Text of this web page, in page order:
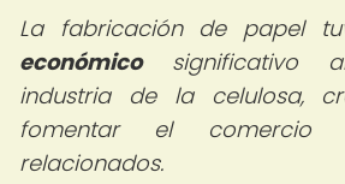
La fabricación de papel
económicosignificativo
industria de la celulosa,
fomentar el comercio
relacionados.